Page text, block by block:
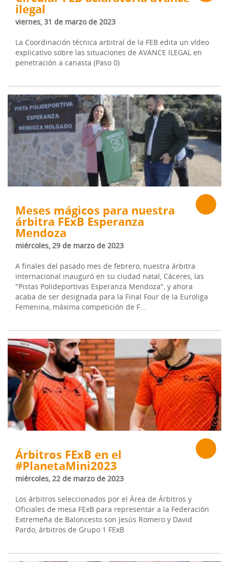
ilegal
viernes, 31 de marzo de 2023
La Coordinación técnica arbitral de la FEB edita un vídeo
explicativo sobre las situaciones de AVANCE ILEGAL en
penetración a canasta (Paso 0)
Meses mágicos para nuestra
árbitra FExB Esperanza
Mendoza
miércoles, 29 de marzo de 2023
A finales del pasado mes de febrero, nuestra árbitra
internacional inauguró en su ciudad natal, Cáceres, las
"Pistas Polideportivas Esperanza Mendoza", y ahora
acaba de ser designada para la Final Four de la Euroliga
Femenina, máxima competición de F...
Árbitros FExB en el
#PlanetaMini2023
miércoles, 22 de marzo de 2023
Los árbitros seleccionados por el Área de Árbitros y
Oficiales de mesa FExB para representar a la Federación
Extremeña de Baloncesto son Jesús Romero y David
Pardo, árbitros de Grupo 1 FExB